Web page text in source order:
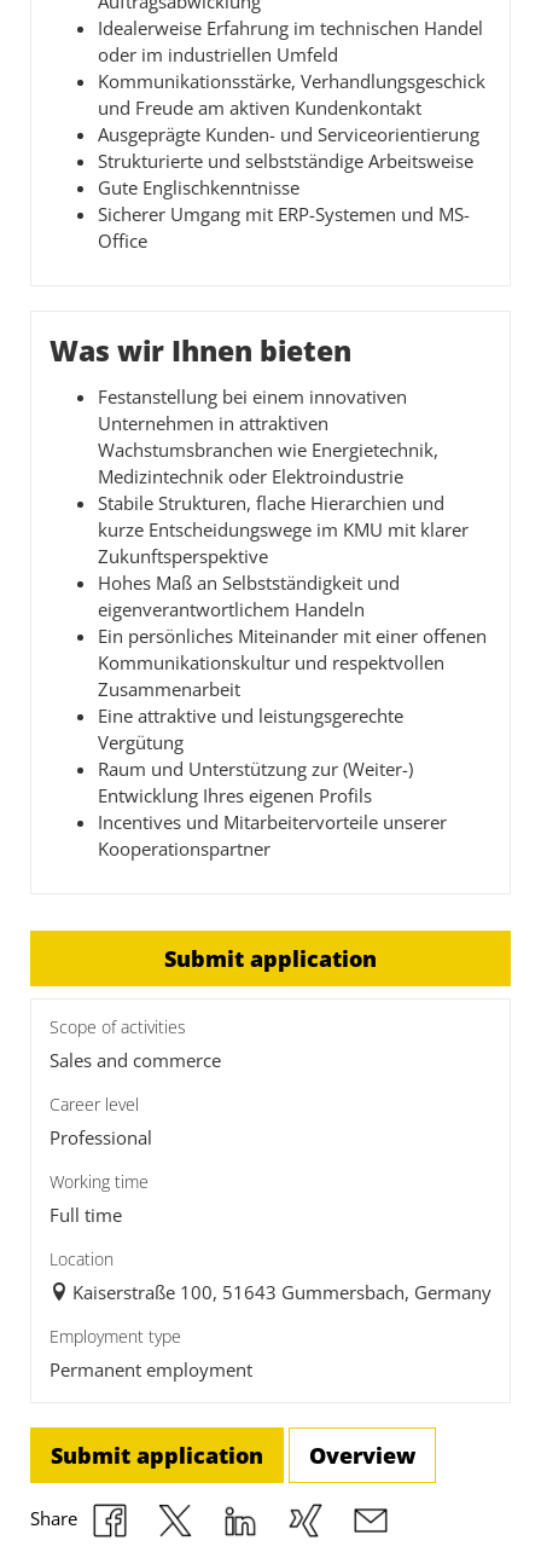
Idealerweise Erfahrung im technischen Handel
oder im industriellen Umfeld
Kommunikationsstärke, Verhandlungsgeschick
und Freude am aktiven Kundenkontakt
Ausgeprägte Kunden- und Serviceorientierung
Strukturierte und selbstständige Arbeitsweise
Gute Englischkenntnisse
Sicherer Umgang mit ERP-Systemen und MS-
Office
Was wir Ihnen bieten
Festanstellung bei einem innovativen
Unternehmen in attraktiven
Wachstumsbranchen wie Energietechnik,
Medizintechnik oder Elektroindustrie
Stabile Strukturen, flache Hierarchien und
kurze Entscheidungswege im KMU mit klarer
Zukunftsperspektive
Hohes Maß an Selbstständigkeit und
eigenverantwortlichem Handeln
Ein persönliches Miteinander mit einer offenen
Kommunikationskultur und respektvollen
Zusammenarbeit
Eine attraktive und leistungsgerechte
Vergütung
Raum und Unterstützung zur (Weiter-)
Entwicklung Ihres eigenen Profils
Incentives und Mitarbeitervorteile unserer
Kooperationspartner
Submit application
Scope of activities
Sales and commerce
Career level
Professional
Working time
Full time
Location
Kaiserstraße 100, 51643 Gummersbach, Germany
Employment type
Permanent employment
Submit application Overview
Share